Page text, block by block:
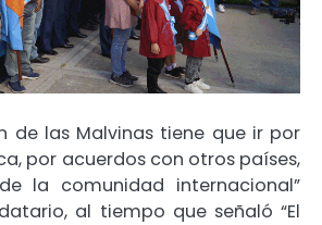
de las Malvinas tiene que ir por
por acuerdos con otros países,
la comunidad internacional”
al tiempo que señaló “El